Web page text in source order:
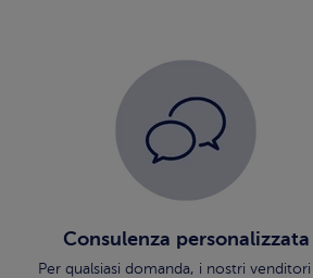
Consulenza personalizzata
Per qualsiasi domanda, i nostri venditori